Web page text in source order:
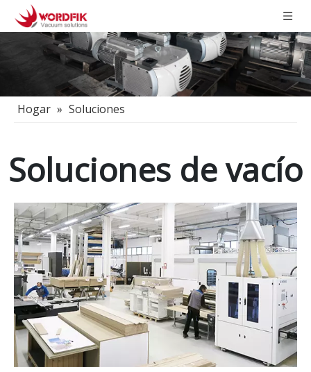
Hogar » Soluciones
Soluciones de vacío